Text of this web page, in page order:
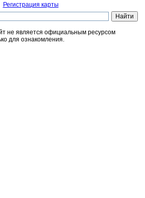
Регистрация карты
не является официальным ресурсом
для ознакомления.